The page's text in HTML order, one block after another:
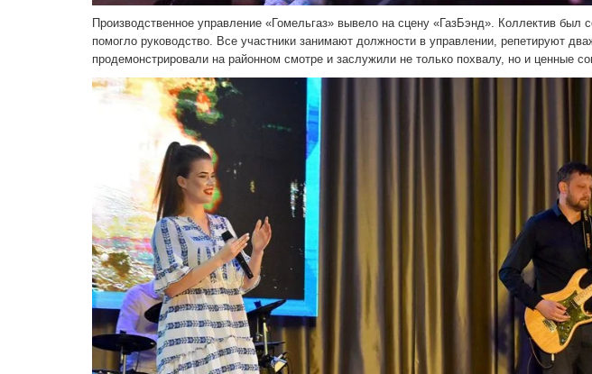
Производственное управ­ление «Гомельгаз» вывело на сцену «ГазБэнд». Коллек­тив был
помогло руководство. Все участники занимают должно­сти в управлении, репетируют
продемонстри­ровали на районном смотре и заслужили не только похвалу, но и ценные